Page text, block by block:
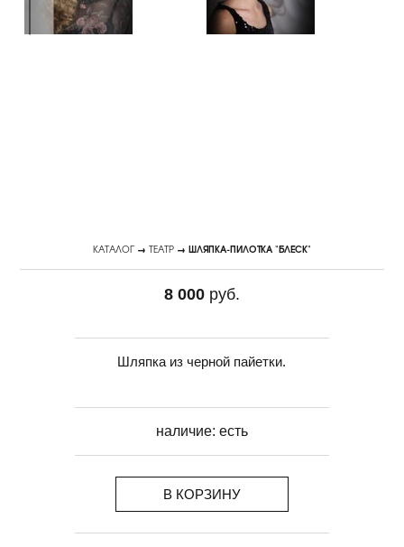
КАТАЛОГ → ТЕАТР → ШЛЯПКА-ПИЛОТКА "БЛЕСК"
Шляпка из черной пайетки.
наличие: есть
8 000руб.
В КОРЗИНУ